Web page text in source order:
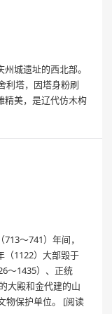
城遗址的西北部。
利塔，因塔身粉刷
精美，是辽代仿木构
～741）年间，
（1122）大部毁于
～1435）、正统
大殿和金代建的山
物保护单位。 [阅读